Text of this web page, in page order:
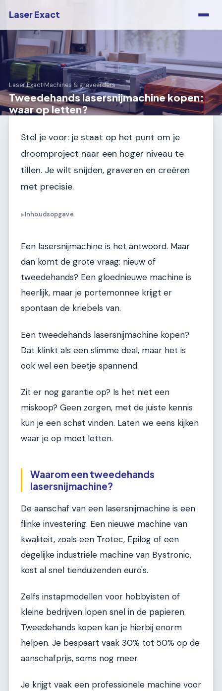
Laser Exact
Laser Exact›Machines & graveerders
Tweedehands lasersnijmachine kopen:
waar op letten?
Stel je voor: je staat op het punt om je
droomproject naar een hoger niveau te
tillen. Je wilt snijden, graveren en creëren
met precisie.
▶Inhoudsopgave
Een lasersnijmachine is het antwoord. Maar
dan komt de grote vraag: nieuw of
tweedehands? Een gloednieuwe machine is
heerlijk, maar je portemonnee krijgt er
spontaan de kriebels van.
Een tweedehands lasersnijmachine kopen?
Dat klinkt als een slimme deal, maar het is
ook wel een beetje spannend.
Zit er nog garantie op? Is het niet een
miskoop? Geen zorgen, met de juiste kennis
kun je een schat vinden. Laten we eens kijken
waar je op moet letten.
Waarom een tweedehands
lasersnijmachine?
De aanschaf van een lasersnijmachine is een
flinke investering. Een nieuwe machine van
kwaliteit, zoals een Trotec, Epilog of een
degelijke industriële machine van Bystronic,
kost al snel tienduizenden euro's.
Zelfs instapmodellen voor hobbyisten of
kleine bedrijven lopen snel in de papieren.
Tweedehands kopen kan je hierbij enorm
helpen. Je bespaart vaak 30% tot 50% op de
aanschafprijs, soms nog meer.
Je krijgt vaak een professionele machine voor